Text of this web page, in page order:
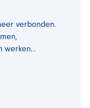
verbonden.
werken...